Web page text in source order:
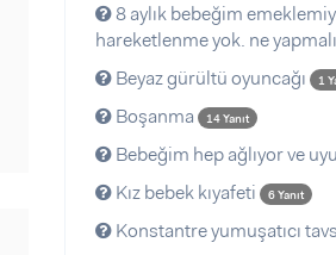
8 aylık bebeğim
hareketlenme yok. ne
Beyaz gürültü oyuncağı 1
Boşanma 14 Yanıt
Bebeğim hep ağlıyor ve
Kız bebek kıyafeti 6 Yanıt
Konstantre yumuşatıcı